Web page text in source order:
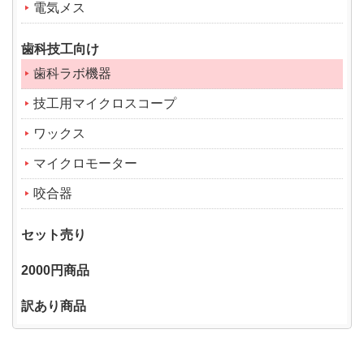
電気メス
歯科技工向け
歯科ラボ機器
技工用マイクロスコープ
ワックス
マイクロモーター
咬合器
セット売り
2000円商品
訳あり商品